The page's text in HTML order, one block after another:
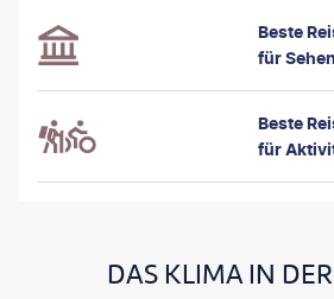
Beste
für
Beste
für
DAS KLIMA IN